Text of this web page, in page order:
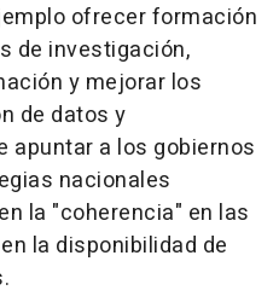
ofrecer formación
de investigación,
y mejorar los
de datos y
apuntar a los gobiernos
nacionales
la "coherencia" en las
la disponibilidad de